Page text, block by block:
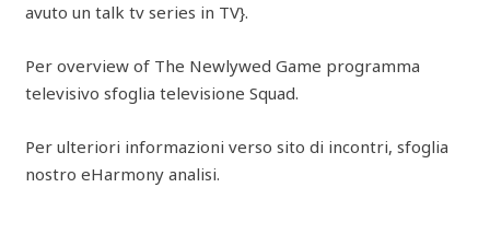
avuto un talk tv series in TV}.
Per overview of The Newlywed Game programma
televisivo sfoglia televisione Squad.
Per ulteriori informazioni verso sito di incontri, sfoglia
nostro eHarmony analisi.